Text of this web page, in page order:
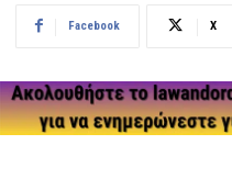
Facebook X